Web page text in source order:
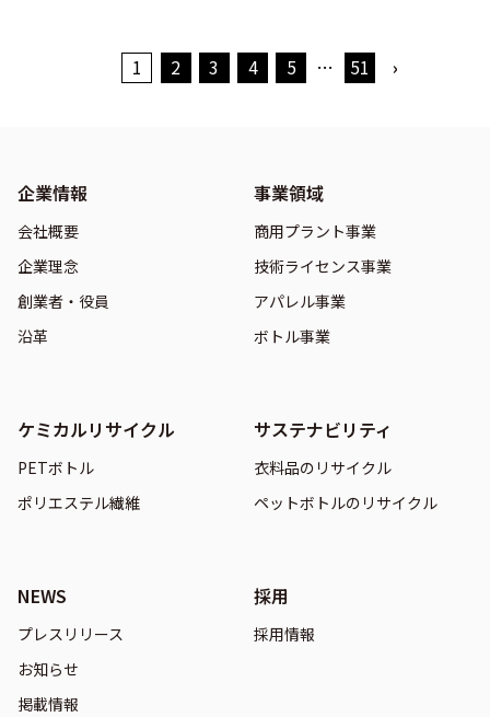
1 2 3 4 5 … 51 ›
企業情報
会社概要
企業理念
創業者・役員
沿革
事業領域
商用プラント事業
技術ライセンス事業
アパレル事業
ボトル事業
ケミカルリサイクル
PETボトル
ポリエステル繊維
サステナビリティ
衣料品のリサイクル
ペットボトルのリサイクル
NEWS
プレスリリース
お知らせ
掲載情報
採用
採用情報